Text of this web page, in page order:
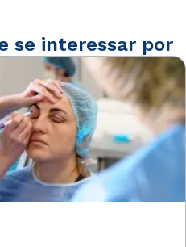
se interessar por